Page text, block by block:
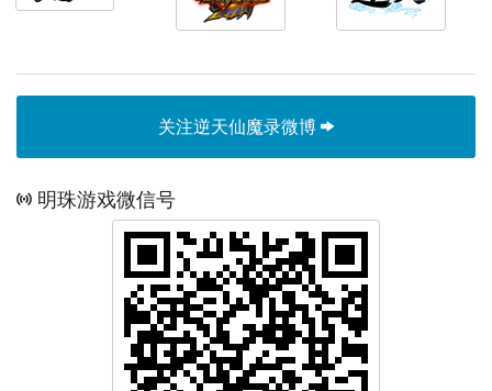
关注逆天仙魔录微博
明珠游戏微信号